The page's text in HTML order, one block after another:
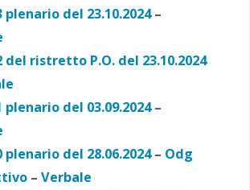
plenario del 23.10.2024–
del ristretto P.O. del 23.10.2024
plenario del 03.09.2024–
plenario del 28.06.2024– Odg
– Verbale